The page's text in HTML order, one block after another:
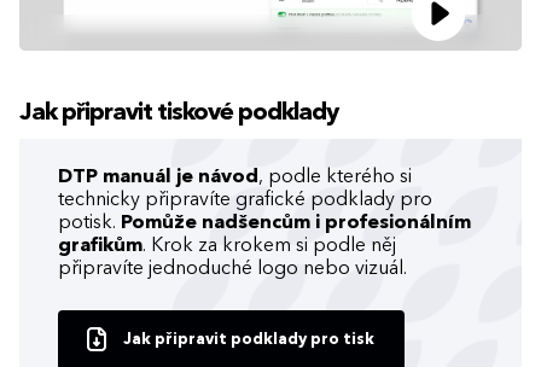
Jak připravit tiskové podklady
DTP manuál je návod , podle kterého si
technicky připravíte grafické podklady pro
potisk. Pomůže nadšencům i profesionálním
grafikům. Krok za krokem si podle něj
připravíte jednoduché logo nebo vizuál.
Jak připravit podklady pro tisk